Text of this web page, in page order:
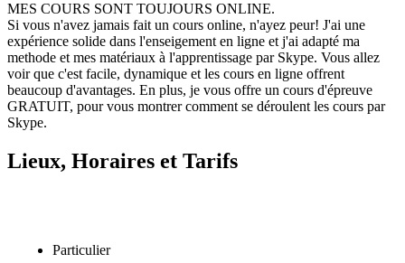
MES COURS SONT TOUJOURS ONLINE.
Si vous n'avez jamais fait un cours online, n'ayez peur! J'ai une
expérience solide dans l'enseigement en ligne et j'ai adapté ma
methode et mes matériaux à l'apprentissage par Skype. Vous allez
voir que c'est facile, dynamique et les cours en ligne offrent
beaucoup d'avantages. En plus, je vous offre un cours d'épreuve
GRATUIT, pour vous montrer comment se déroulent les cours par
Skype.
Lieux, Horaires et Tarifs
Particulier